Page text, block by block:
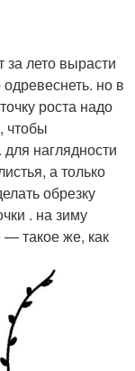
лето вырасти
но в
роста надо
чтобы
наглядности
а только
обрезку
. на зиму
— такое же, как